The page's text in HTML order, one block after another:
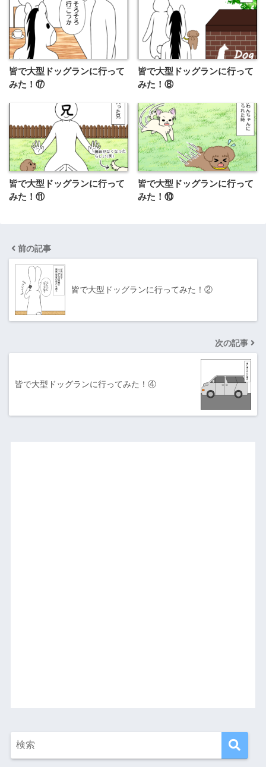
皆で大型ドッグランに行って
みた！⑰
皆で大型ドッグランに行って
みた！⑧
皆で大型ドッグランに行って
みた！⑪
皆で大型ドッグランに行って
みた！⑩
前の記事
皆で大型ドッグランに行ってみた！②
次の記事
皆で大型ドッグランに行ってみた！④